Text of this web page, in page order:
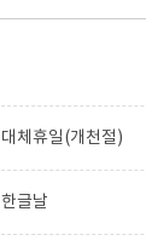
대체휴일(개천절)
한글날